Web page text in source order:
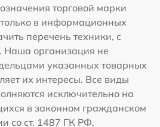
торговой марки
в информационных
перечень техники, с
Наша организация не
указанных товарных
их интересы. Все виды
исключительно на
в законном гражданском
со ст. 1487 ГК РФ.